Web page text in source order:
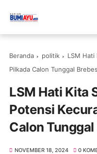
Beranda politik
LSM Hati
Pilkada Calon Tunggal Brebes
LSM Hati Kita
Potensi
Calon
NOVEMBER 18, 2024 0